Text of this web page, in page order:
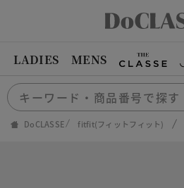
LADIES MENS
DoCLASSE fitfit(フィットフィット)